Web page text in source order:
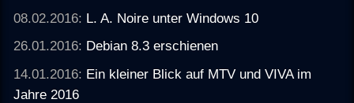
08.02.2016: L. A. Noire unter Windows 10
26.01.2016: Debian 8.3 erschienen
14.01.2016: Ein kleiner Blick auf MTV und VIVA im
Jahre 2016